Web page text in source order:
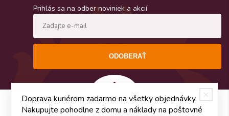
Prihlás sa na odber noviniek a akcií
ODOBERAŤ
Doprava kuriérom zadarmo na všetky objednávky.
Nakupujte pohodlne z domu a náklady na poštovné